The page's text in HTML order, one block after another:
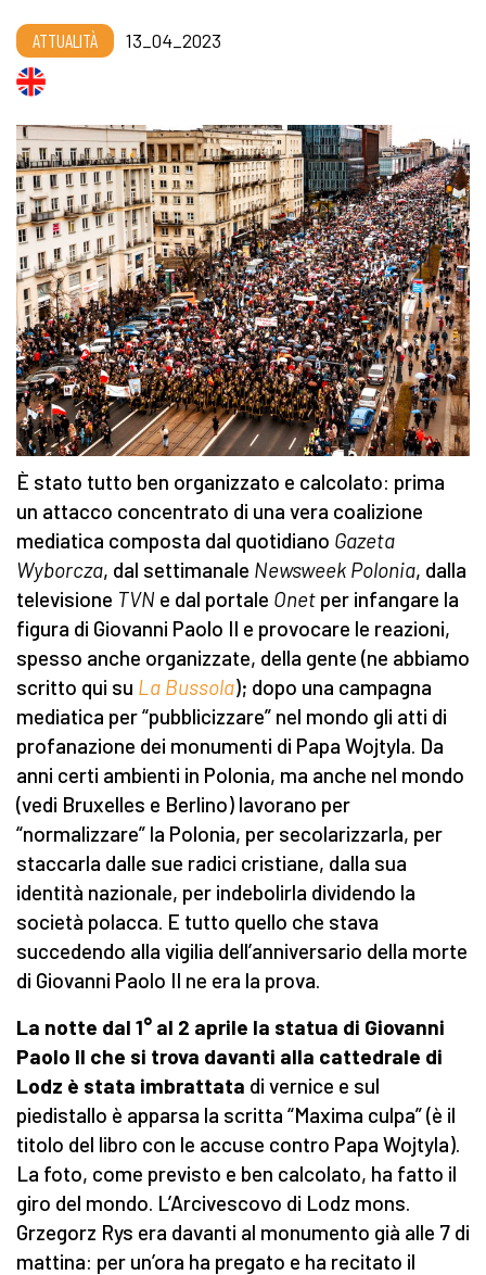
ATTUALITÀ 13_04_2023
È stato tutto ben organizzato e calcolato: prima
un attacco concentrato di una vera coalizione
mediatica composta dal quotidiano Gazeta
Wyborcza, dal settimanale Newsweek Polonia, dalla
televisione TVN e dal portale Onet per infangare la
figura di Giovanni Paolo II e provocare le reazioni,
spesso anche organizzate, della gente (ne abbiamo
scritto qui su La Bussola); dopo una campagna
mediatica per “pubblicizzare” nel mondo gli atti di
profanazione dei monumenti di Papa Wojtyla. Da
anni certi ambienti in Polonia, ma anche nel mondo
(vedi Bruxelles e Berlino) lavorano per
“normalizzare” la Polonia, per secolarizzarla, per
staccarla dalle sue radici cristiane, dalla sua
identità nazionale, per indebolirla dividendo la
società polacca. E tutto quello che stava
succedendo alla vigilia dell’anniversario della morte
di Giovanni Paolo II ne era la prova.
La notte dal 1° al 2 aprile la statua di Giovanni
Paolo II che si trova davanti alla cattedrale di
Lodz è stata imbrattata di vernice e sul
piedistallo è apparsa la scritta “Maxima culpa” (è il
titolo del libro con le accuse contro Papa Wojtyla).
La foto, come previsto e ben calcolato, ha fatto il
giro del mondo. L’Arcivescovo di Lodz mons.
Grzegorz Rys era davanti al monumento già alle 7 di
mattina: per un’ora ha pregato e ha recitato il